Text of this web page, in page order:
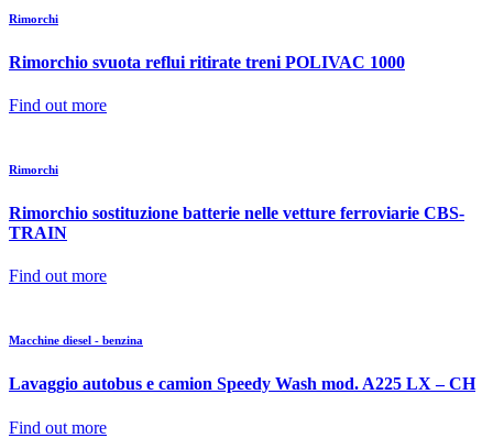
Rimorchi
Rimorchio svuota reflui ritirate treni POLIVAC 1000
Find out more
Rimorchi
Rimorchio sostituzione batterie nelle vetture ferroviarie CBS-
TRAIN
Find out more
Macchine diesel - benzina
Lavaggio autobus e camion Speedy Wash mod. A225 LX – CH
Find out more